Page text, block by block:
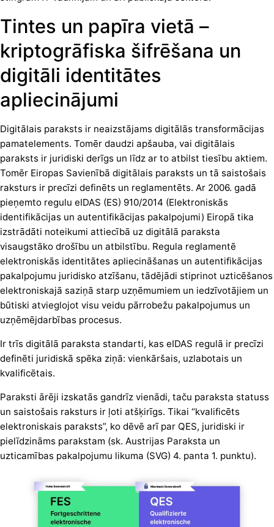
Tintes un papīra vietā –
kriptogrāfiska šifrēšana un
digitāli identitātes
apliecinājumi
Digitālais paraksts ir neaizstājams digitālās transformācijas
pamatelements. Tomēr daudzi apšauba, vai digitālais
paraksts ir juridiski derīgs un līdz ar to atbilst tiesību aktiem.
Tomēr Eiropas Savienībā digitālais paraksts un tā saistošais
raksturs ir precīzi definēts un reglamentēts. Ar 2006. gadā
pieņemto regulu eIDAS (ES) 910/2014 (Elektroniskās
identifikācijas un autentifikācijas pakalpojumi) Eiropā tika
izstrādāti noteikumi attiecībā uz digitālā paraksta
visaugstāko drošību un atbilstību. Regula reglamentē
elektroniskās identitātes apliecināšanas un autentifikācijas
pakalpojumu juridisko atzīšanu, tādējādi stiprinot uzticēšanos
elektroniskajā saziņā starp uzņēmumiem un iedzīvotājiem un
būtiski atvieglojot visu veidu pārrobežu pakalpojumus un
uzņēmējdarbības procesus.
Ir trīs digitālā paraksta standarti, kas eIDAS regulā ir precīzi
definēti juridiskā spēka ziņā: vienkāršais, uzlabotais un
kvalificētais.
Paraksti ārēji izskatās gandrīz vienādi, taču paraksta statuss
un saistošais raksturs ir ļoti atšķirīgs. Tikai “kvalificēts
elektroniskais paraksts”, ko dēvē arī par QES, juridiski ir
pielīdzināms parakstam (sk. Austrijas Paraksta un
uzticamības pakalpojumu likuma (SVG) 4. panta 1. punktu).